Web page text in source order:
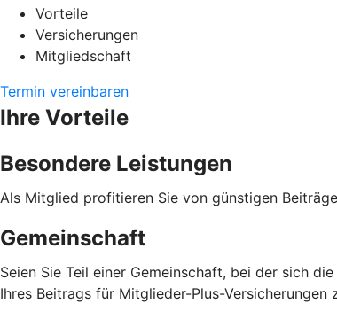
Vorteile
Versicherungen
Mitgliedschaft
Termin vereinbaren
Ihre Vorteile
Besondere Leistungen
Als Mitglied profitieren Sie von günstigen
Gemeinschaft
Seien Sie Teil einer Gemeinschaft, bei der sich
Ihres Beitrags für Mitglieder-Plus-Versicherungen